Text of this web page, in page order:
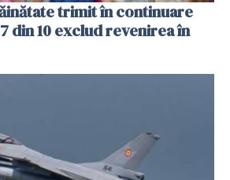
trimit în continuare
din 10 exclud revenirea în